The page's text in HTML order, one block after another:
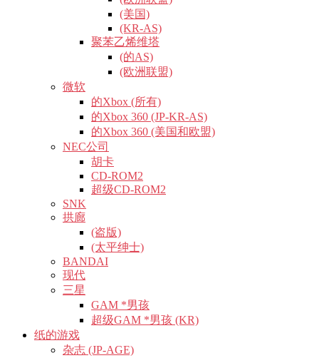
(美国)
(KR-AS)
聚苯乙烯维塔
(的AS)
(欧洲联盟)
微软
的Xbox (所有)
的Xbox 360 (JP-KR-AS)
的Xbox 360 (美国和欧盟)
NEC公司
胡卡
CD-ROM2
超级CD-ROM2
SNK
拱廊
(盗版)
(太平绅士)
BANDAI
现代
三星
GAM *男孩
超级GAM *男孩 (KR)
纸的游戏
杂志 (JP-AGE)